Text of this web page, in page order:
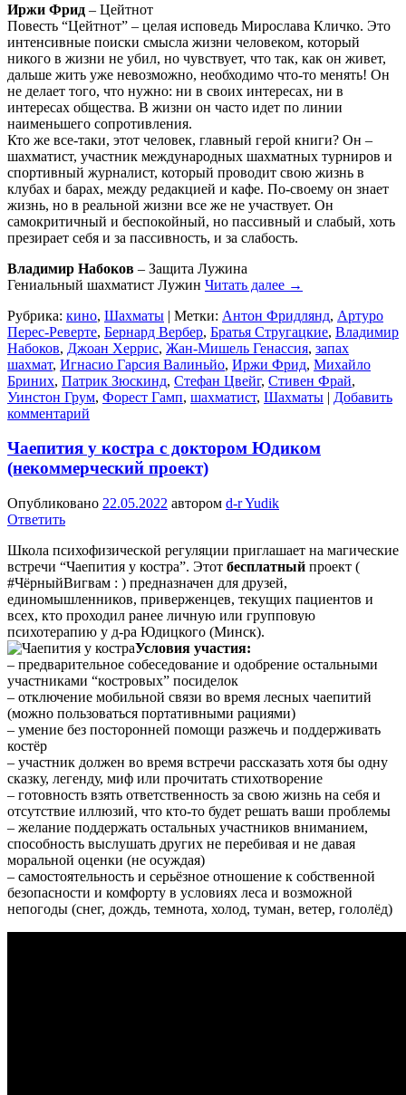
Иржи Фрид – Цейтнот
Повесть “Цейтнот” – целая исповедь Мирослава Кличко. Это
интенсивные поиски смысла жизни человеком, который
никого в жизни не убил, но чувствует, что так, как он живет,
дальше жить уже невозможно, необходимо что-то менять! Он
не делает того, что нужно: ни в своих интересах, ни в
интересах общества. В жизни он часто идет по линии
наименьшего сопротивления.
Кто же все-таки, этот человек, главный герой книги? Он –
шахматист, участник международных шахматных турниров и
спортивный журналист, который проводит свою жизнь в
клубах и барах, между редакцией и кафе. По-своему он знает
жизнь, но в реальной жизни все же не участвует. Он
самокритичный и беспокойный, но пассивный и слабый, хоть
презирает себя и за пассивность, и за слабость.
Владимир Набоков – Защита Лужина
Гениальный шахматист Лужин Читать далее →
Рубрика: кино, Шахматы | Метки: Антон Фридлянд, Артуро
Перес-Реверте, Бернард Вербер, Братья Стругацкие, Владимир
Набоков, Джоан Херрис, Жан-Мишель Генассия, запах
шахмат, Игнасио Гарсия Валиньйо, Иржи Фрид, Михайло
Бриних, Патрик Зюскинд, Стефан Цвейг, Стивен Фрай,
Уинстон Грум, Форест Гамп, шахматист, Шахматы | Добавить
комментарий
Чаепития у костра с доктором Юдиком
(некоммерческий проект)
Опубликовано 22.05.2022 автором d-r Yudik
Ответить
Школа психофизической регуляции приглашает на магические
встречи “Чаепития у костра”. Этот бесплатный проект (
#ЧёрныйВигвам : ) предназначен для друзей,
единомышленников, приверженцев, текущих пациентов и
всех, кто проходил ранее личную или групповую
психотерапию у д-ра Юдицкого (Минск).
Условия участия:
– предварительное собеседование и одобрение остальными
участниками “костровых” посиделок
– отключение мобильной связи во время лесных чаепитий
(можно пользоваться портативными рациями)
– умение без посторонней помощи разжечь и поддерживать
костёр
– участник должен во время встречи рассказать хотя бы одну
сказку, легенду, миф или прочитать стихотворение
– готовность взять ответственность за свою жизнь на себя и
отсутствие иллюзий, что кто-то будет решать ваши проблемы
– желание поддержать остальных участников вниманием,
способность выслушать других не перебивая и не давая
моральной оценки (не осуждая)
– самостоятельность и серьёзное отношение к собственной
безопасности и комфорту в условиях леса и возможной
непогоды (снег, дождь, темнота, холод, туман, ветер, гололёд)